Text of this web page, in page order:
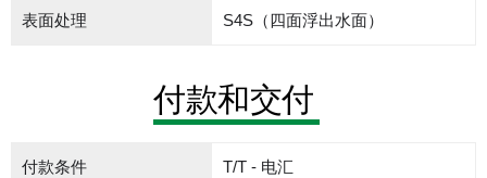
表面处理 S4S（四面浮出水面）
付款和交付
付款条件 T/T - 电汇